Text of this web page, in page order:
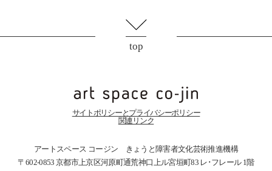
top
サイトポリシーとプライバシーポリシー
関連リンク
アートスペース コージン きょうと障害者文化芸術推進機構
〒602-0853 京都市上京区河原町通荒神口上ル宮垣町83 レ･フレール 1階